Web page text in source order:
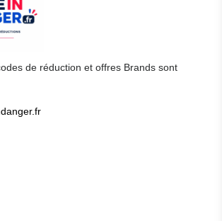
de réduction et offres Brands sont